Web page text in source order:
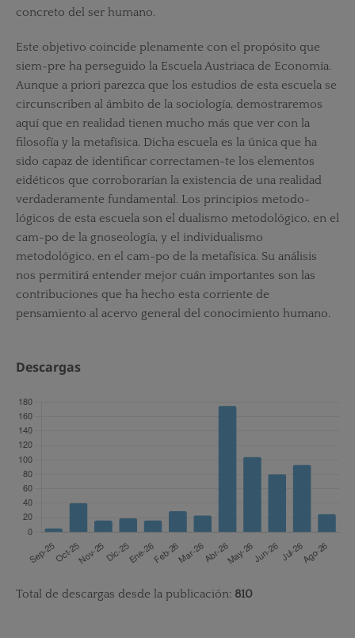
concreto del ser humano.
Este objetivo coincide plenamente con el propósito que
siem-pre ha perseguido la Escuela Austriaca de Economía.
Aunque a priori parezca que los estudios de esta escuela se
circunscriben al ámbito de la sociología, demostraremos
aquí que en realidad tienen mucho más que ver con la
filosofía y la metafísica. Dicha escuela es la única que ha
sido capaz de identificar correctamen-te los elementos
eidéticos que corroborarían la existencia de una realidad
verdaderamente fundamental. Los principios metodo-
lógicos de esta escuela son el dualismo metodológico, en el
cam-po de la gnoseología, y el individualismo
metodológico, en el cam-po de la metafísica. Su análisis
nos permitirá entender mejor cuán importantes son las
contribuciones que ha hecho esta corriente de
pensamiento al acervo general del conocimiento humano.
Descargas
Total de descargas desde la publicación: 810